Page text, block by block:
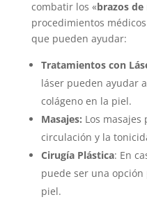
combatir los «brazos de
procedimientos
que pueden ayudar:
Tratamientos con
láser pueden ayudar
colágeno en la piel.
Masajes: Los
circulación y la
Cirugía Plástica: En
puede ser una opción
piel.